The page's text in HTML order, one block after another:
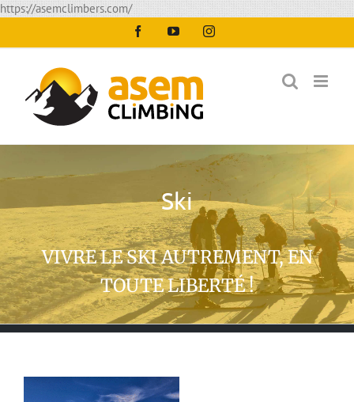
https://asemclimbers.com/Passer
au
contenu
FacebookYouTubeInstagram
Ski
VIVRE LE SKI AUTREMENT, EN
TOUTE LIBERTÉ !